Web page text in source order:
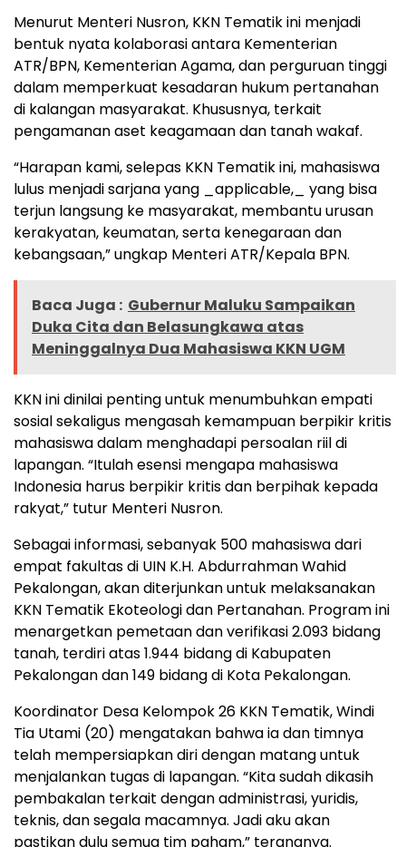
Menurut Menteri Nusron, KKN Tematik ini menjadi
bentuk nyata kolaborasi antara Kementerian
ATR/BPN, Kementerian Agama, dan perguruan tinggi
dalam memperkuat kesadaran hukum pertanahan
di kalangan masyarakat. Khususnya, terkait
pengamanan aset keagamaan dan tanah wakaf.
“Harapan kami, selepas KKN Tematik ini, mahasiswa
lulus menjadi sarjana yang _applicable,_ yang bisa
terjun langsung ke masyarakat, membantu urusan
kerakyatan, keumatan, serta kenegaraan dan
kebangsaan,” ungkap Menteri ATR/Kepala BPN.
Baca Juga : Gubernur Maluku Sampaikan
Duka Cita dan Belasungkawa atas
Meninggalnya Dua Mahasiswa KKN UGM
KKN ini dinilai penting untuk menumbuhkan empati
sosial sekaligus mengasah kemampuan berpikir kritis
mahasiswa dalam menghadapi persoalan riil di
lapangan. “Itulah esensi mengapa mahasiswa
Indonesia harus berpikir kritis dan berpihak kepada
rakyat,” tutur Menteri Nusron.
Sebagai informasi, sebanyak 500 mahasiswa dari
empat fakultas di UIN K.H. Abdurrahman Wahid
Pekalongan, akan diterjunkan untuk melaksanakan
KKN Tematik Ekoteologi dan Pertanahan. Program ini
menargetkan pemetaan dan verifikasi 2.093 bidang
tanah, terdiri atas 1.944 bidang di Kabupaten
Pekalongan dan 149 bidang di Kota Pekalongan.
Koordinator Desa Kelompok 26 KKN Tematik, Windi
Tia Utami (20) mengatakan bahwa ia dan timnya
telah mempersiapkan diri dengan matang untuk
menjalankan tugas di lapangan. “Kita sudah dikasih
pembakalan terkait dengan administrasi, yuridis,
teknis, dan segala macamnya. Jadi aku akan
pastikan dulu semua tim paham,” terangnya.